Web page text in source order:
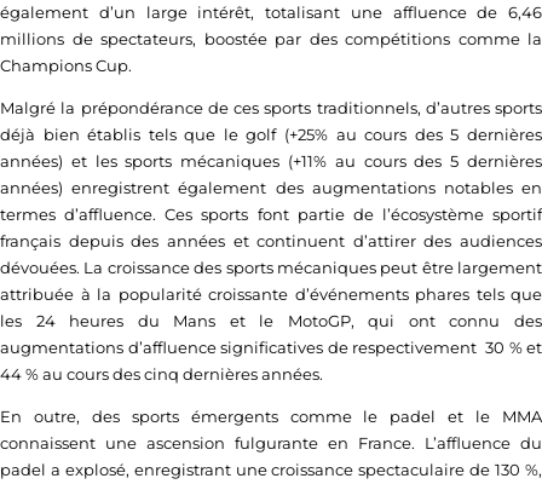
également d’un large intérêt, totalisant une affluence de 6,46
millions de spectateurs, boostée par des compétitions comme la
Champions Cup.
Malgré la prépondérance de ces sports traditionnels, d’autres sports
déjà bien établis tels que le golf (+25% au cours des 5 dernières
années) et les sports mécaniques (+11% au cours des 5 dernières
années) enregistrent également des augmentations notables en
termes d’affluence. Ces sports font partie de l’écosystème sportif
français depuis des années et continuent d’attirer des audiences
dévouées. La croissance des sports mécaniques peut être largement
attribuée à la popularité croissante d’événements phares tels que
les 24 heures du Mans et le MotoGP, qui ont connu des
augmentations d’affluence significatives de respectivement 30 % et
44 % au cours des cinq dernières années.
En outre, des sports émergents comme le padel et le MMA
connaissent une ascension fulgurante en France. L’affluence du
padel a explosé, enregistrant une croissance spectaculaire de 130 %,